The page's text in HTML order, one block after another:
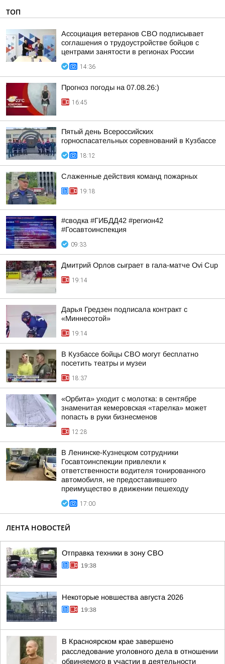
ТОП
Ассоциация ветеранов СВО подписывает
соглашения о трудоустройстве бойцов с
центрами занятости в регионах России
14:36
Прогноз погоды на 07.08.26:)
16:45
Пятый день Всероссийских
горноспасательных соревнований в Кузбассе
18:12
Слаженные действия команд пожарных
19:18
#сводка #ГИБДД42 #регион42
#Госавтоинспекция
09:33
Дмитрий Орлов сыграет в гала-матче Ovi Cup
19:14
Дарья Гредзен подписала контракт с
«Миннесотой»
19:14
В Кузбассе бойцы СВО могут бесплатно
посетить театры и музеи
18:37
«Орбита» уходит с молотка: в сентябре
знаменитая кемеровская «тарелка» может
попасть в руки бизнесменов
12:28
В Ленинске-Кузнецком сотрудники
Госавтоинспекции привлекли к
ответственности водителя тонированного
автомобиля, не предоставившего
преимущество в движении пешеходу
17:00
ЛЕНТА НОВОСТЕЙ
Отправка техники в зону СВО
19:38
Некоторые новшества августа 2026
19:38
В Красноярском крае завершено
расследование уголовного дела в отношении
обвиняемого в участии в деятельности